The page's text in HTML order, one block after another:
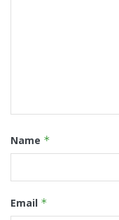
Name *
Email *